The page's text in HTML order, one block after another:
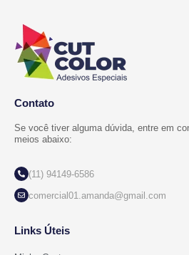
Contato
Se você tiver alguma dúvida, entre em
meios abaixo:
(11) 94149-6586
comercial01.amanda@gmail.com
Links Úteis